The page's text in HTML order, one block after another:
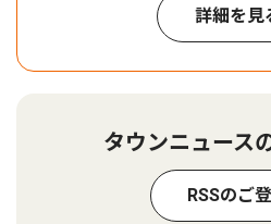
詳細を見
タウンニュース
RSSのご